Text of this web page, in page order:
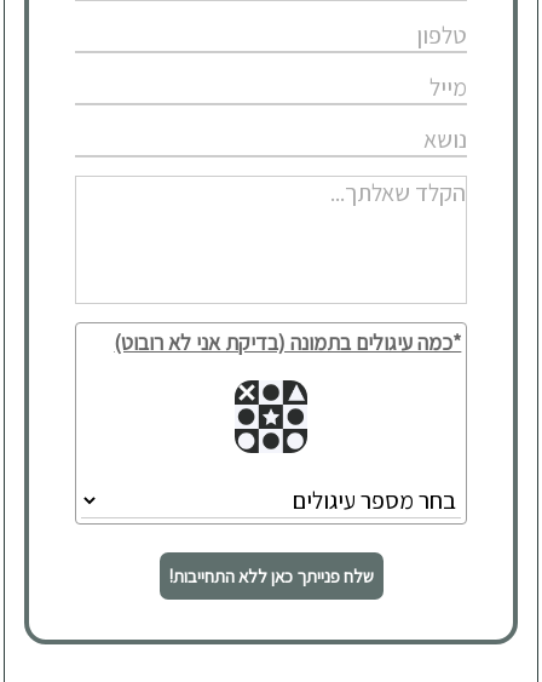
*כמה עיגולים בתמונה (בדיקת אני לא רובוט)
שלח פנייתך כאן ללא התחייבות!